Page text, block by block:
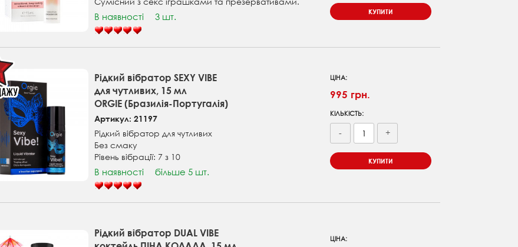
В наявності 3 шт. КУПИТИ
Рідкий вібратор SEXY VIBE
для чутливих, 15 мл
ORGIE (Бразилія-Португалія)
Артикул: 21197
Рідкий вібратор для чутливих
Без смаку
Рівень вібрації: 7 з 10
В наявності більше 5 шт.
ЦІНА:
995 грн.
КІЛЬКІСТЬ:
- +
КУПИТИ
Рідкий вібратор DUAL VIBE
ЦІНА: